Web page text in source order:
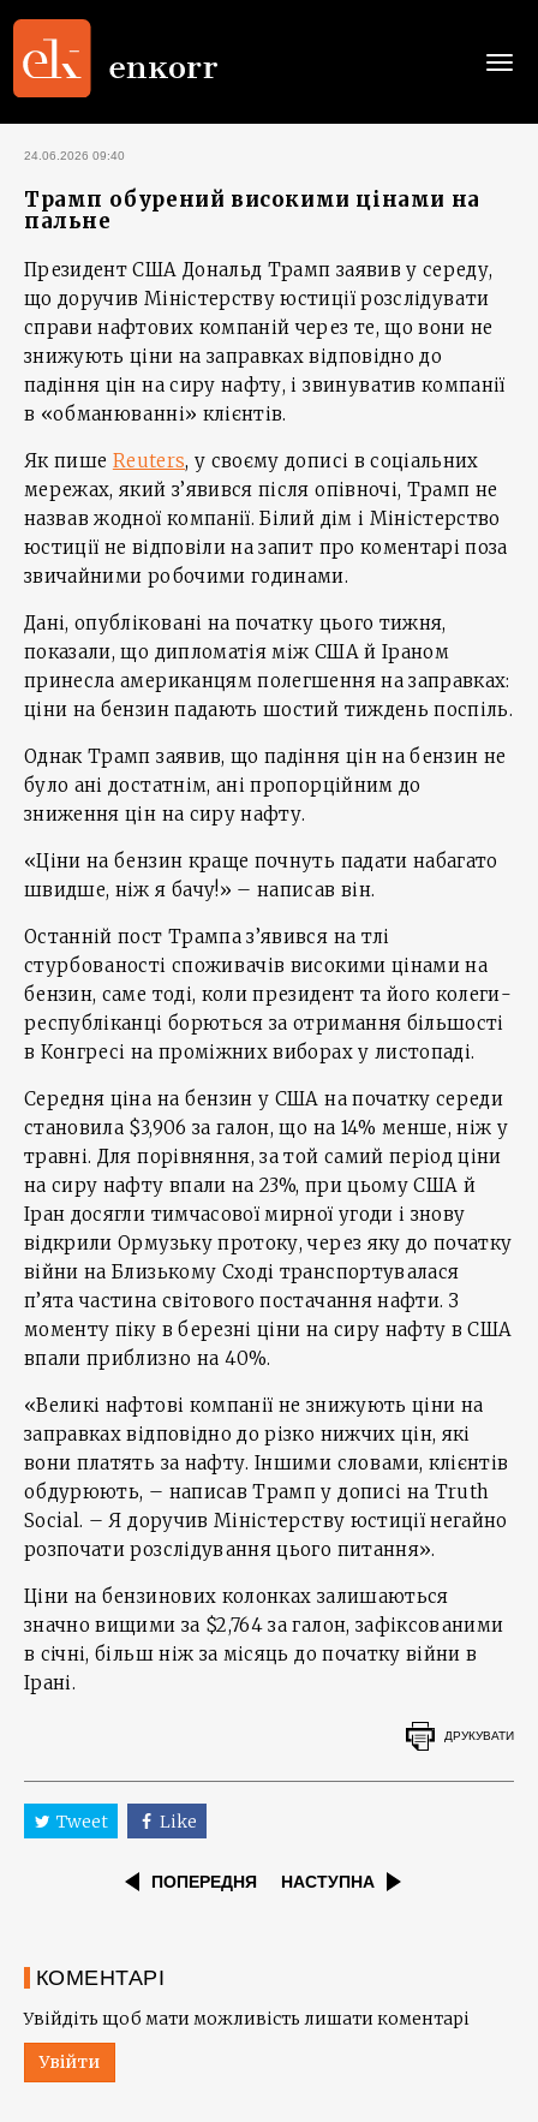
24.06.2026 09:40
Трамп обурений високими цінами на
пальне
Президент США Дональд Трамп заявив у середу,
що доручив Міністерству юстиції розслідувати
справи нафтових компаній через те, що вони не
знижують ціни на заправках відповідно до
падіння цін на сиру нафту, і звинуватив компанії
в «обманюванні» клієнтів.
Як пише Reuters, у своєму дописі в соціальних
мережах, який з’явився після опівночі, Трамп не
назвав жодної компанії. Білий дім і Міністерство
юстиції не відповіли на запит про коментарі поза
звичайними робочими годинами.
Дані, опубліковані на початку цього тижня,
показали, що дипломатія між США й Іраном
принесла американцям полегшення на заправках:
ціни на бензин падають шостий тиждень поспіль.
Однак Трамп заявив, що падіння цін на бензин не
було ані достатнім, ані пропорційним до
зниження цін на сиру нафту.
«Ціни на бензин краще почнуть падати набагато
швидше, ніж я бачу!» – написав він.
Останній пост Трампа з’явився на тлі
стурбованості споживачів високими цінами на
бензин, саме тоді, коли президент та його колеги-
республіканці борються за отримання більшості
в Конгресі на проміжних виборах у листопаді.
Середня ціна на бензин у США на початку середи
становила $3,906 за галон, що на 14% менше, ніж у
травні. Для порівняння, за той самий період ціни
на сиру нафту впали на 23%, при цьому США й
Іран досягли тимчасової мирної угоди і знову
відкрили Ормузьку протоку, через яку до початку
війни на Близькому Сході транспортувалася
п’ята частина світового постачання нафти. З
моменту піку в березні ціни на сиру нафту в США
впали приблизно на 40%.
«Великі нафтові компанії не знижують ціни на
заправках відповідно до різко нижчих цін, які
вони платять за нафту. Іншими словами, клієнтів
обдурюють, – написав Трамп у дописі на Truth
Social. – Я доручив Міністерству юстиції негайно
розпочати розслідування цього питання».
Ціни на бензинових колонках залишаються
значно вищими за $2,764 за галон, зафіксованими
в січні, більш ніж за місяць до початку війни в
Ірані.
ДРУКУВАТИ
Tweet Like
ПОПЕРЕДНЯ НАСТУПНА
КОМЕНТАРІ
Увійдіть щоб мати можливість лишати коментарі
Увійти